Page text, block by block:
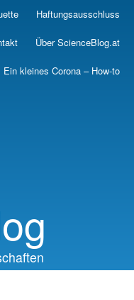
Haftungsausschluss
Über ScienceBlog.at
Ein kleines Corona – How-to